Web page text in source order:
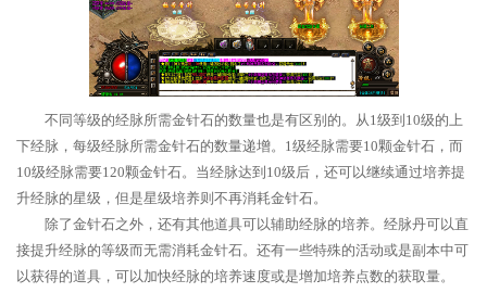
不同等级的经脉所需金针石的数量也是有区别的。从1级到10级的上
下经脉，每级经脉所需金针石的数量递增。1级经脉需要10颗金针石，而
10级经脉需要120颗金针石。当经脉达到10级后，还可以继续通过培养提
升经脉的星级，但是星级培养则不再消耗金针石。
除了金针石之外，还有其他道具可以辅助经脉的培养。经脉丹可以直
接提升经脉的等级而无需消耗金针石。还有一些特殊的活动或是副本中可
以获得的道具，可以加快经脉的培养速度或是增加培养点数的获取量。